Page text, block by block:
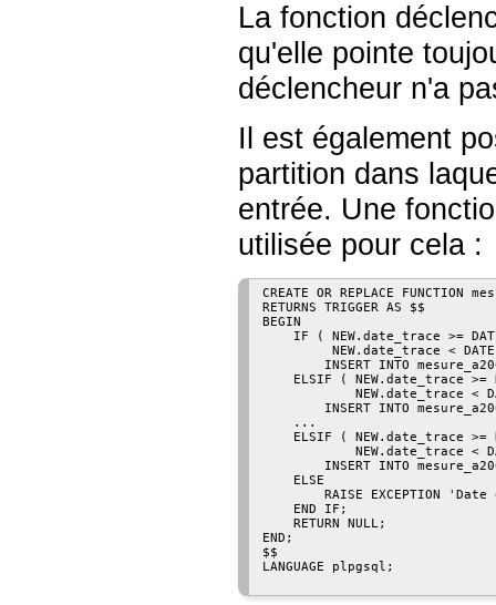
La fonction
qu'elle pointe
déclencheur n'a
Il est également
partition dans
entrée. Une
utilisée pour cela :
CREATE OR REPLACE
RETURNS TRIGGER AS $$
BEGIN
IF ( NEW.date_trace >=
NEW.date_trace <
INSERT INTO
ELSIF ( NEW.date_trace >=
NEW.date_trace <
INSERT INTO
    ...
ELSIF ( NEW.date_trace >=
NEW.date_trace <
INSERT INTO
    ELSE
RAISE EXCEPTION 'Date
    END IF;
    RETURN NULL;
END;
$$
LANGUAGE plpgsql;